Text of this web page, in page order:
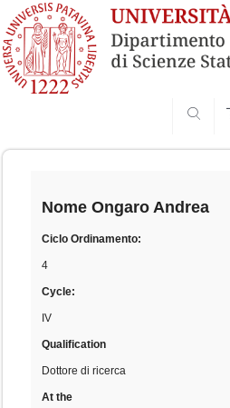
Skip
Nome Ongaro Andrea
Ciclo Ordinamento:
4
Cycle:
IV
Qualification
Dottore di ricerca
At the